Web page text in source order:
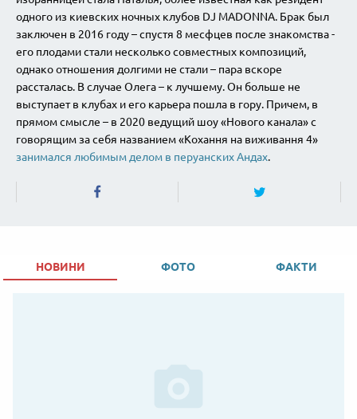
одного из киевских ночных клубов DJ MADONNA. Брак был
заключен в 2016 году – спустя 8 месфцев после знакомства -
его плодами стали несколько совместных композиций,
однако отношения долгими не стали – пара вскоре
рассталась. В случае Олега – к лучшему. Он больше не
выступает в клубах и его карьера пошла в гору. Причем, в
прямом смысле – в 2020 ведущий шоу «Нового канала» с
говорящим за себя названием «Кохання на виживання 4»
занимался любимым делом в перуанских Андах.
НОВИНИ ФОТО ФАКТИ